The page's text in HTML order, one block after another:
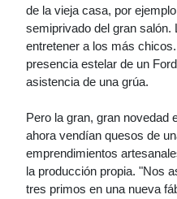
de la vieja casa, por
semiprivado del gran salón.
entretener a los más
presencia estelar de un
asistencia de una grúa.
Pero la gran, gran novedad
ahora vendían quesos de
emprendimientos
la producción propia. "Nos
tres primos en una nueva